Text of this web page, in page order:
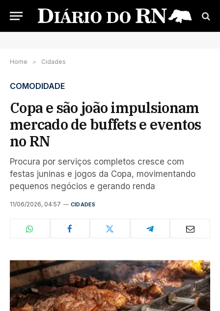
Home » Cidades
COMODIDADE
Copa e são joão impulsionam
mercado de buffets e eventos
no RN
Procura por serviços completos cresce com
festas juninas e jogos da Copa, movimentando
pequenos negócios e gerando renda
11/06/2026, 04:57 CIDADES